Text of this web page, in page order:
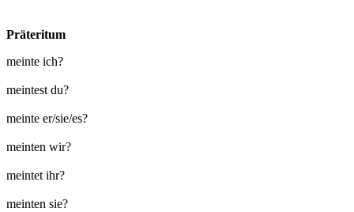
Präteritum
meinte ich?
meintest du?
meinte er/sie/es?
meinten wir?
meintet ihr?
meinten sie?